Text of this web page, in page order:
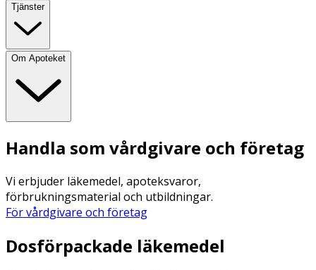
Tjänster
Om Apoteket
Handla som vårdgivare och företag
Vi erbjuder läkemedel, apoteksvaror,
förbrukningsmaterial och utbildningar.
För vårdgivare och företag
Dosförpackade läkemedel